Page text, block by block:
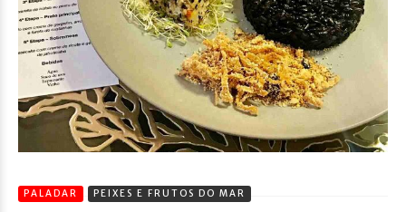
PALADAR PEIXES E FRUTOS DO MAR